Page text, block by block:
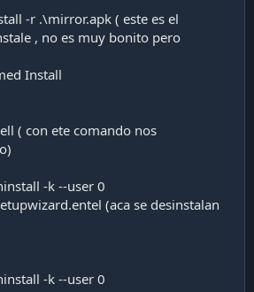
-r .\mirror.apk ( este es el
, no es muy bonito pero
Install
( con ete comando nos
-k --user 0
(aca se desinstalan
-k --user 0